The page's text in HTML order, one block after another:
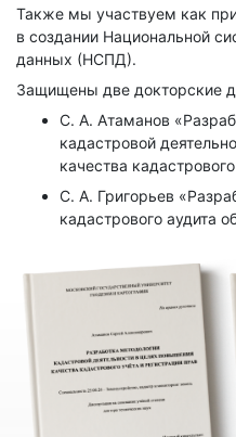
Также мы участвуем как
в создании Национальной
данных (НСПД).
Защищены две докторские
С. А. Атаманов
кадастровой
качества
С. А. Григорьев
кадастрового аудита